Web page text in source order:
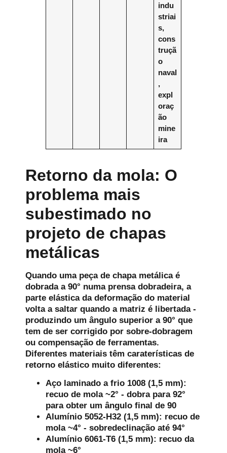
indu
striai
s,
cons
truçã
o
naval
,
expl
oraç
ão
mine
ira
Retorno da mola: O
problema mais
subestimado no
projeto de chapas
metálicas
Quando uma peça de chapa metálica é
dobrada a 90° numa prensa dobradeira, a
parte elástica da deformação do material
volta a saltar quando a matriz é libertada -
produzindo um ângulo superior a 90° que
tem de ser corrigido por sobre-dobragem
ou compensação de ferramentas.
Diferentes materiais têm caraterísticas de
retorno elástico muito diferentes:
Aço laminado a frio 1008 (1,5 mm):
recuo de mola ~2° - dobra para 92°
para obter um ângulo final de 90
Alumínio 5052-H32 (1,5 mm): recuo de
mola ~4° - sobredeclinação até 94°
Alumínio 6061-T6 (1,5 mm): recuo da
mola ~6°